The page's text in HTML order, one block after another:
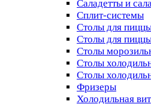
Саладетты и
Сплит-системы
Столы для
Столы для
Столы
Столы
Столы
Фризеры
Холодильная